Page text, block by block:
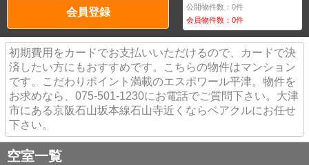
会員登録 公開物件数：0件
会員物件数：0件
初期費用をカードでお支払いいただけるので、カードで決
済したい方にもおすすめです。こちらの物件はマンション
です。こだわりポイント満載のエスポワール平津。物件を
お求めなら、075-501-1230にお電話でご質問下さい。大津
市にある京阪石山坂本線石山寺近くならベアクルにお任せ
下さい。
空室一覧